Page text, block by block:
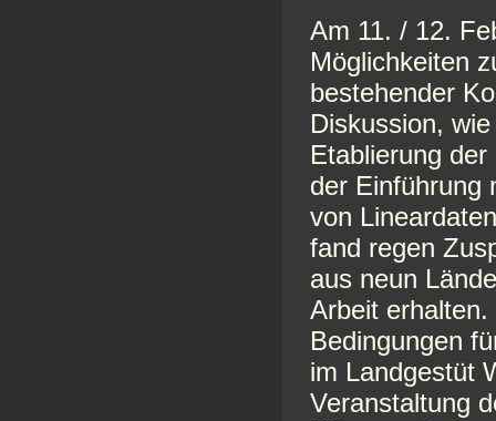
Am 11. / 12.
Möglichkeiten
bestehender
Diskussion,
Etablierung
der Einführung
von
fand regen
aus neun
Arbeit
Bedingungen
im Landgestüt
Veranstaltung